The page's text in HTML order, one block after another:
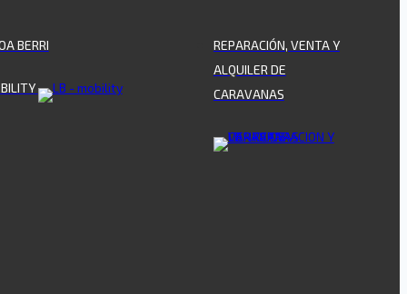
BERRI
REPARACIÓN, VENTA Y
ALQUILER DE
CARAVANAS